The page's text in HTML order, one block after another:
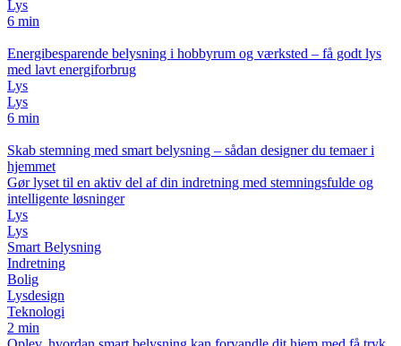
Lys
6 min
Energibesparende belysning i hobbyrum og værksted – få godt lys
med lavt energiforbrug
Lys
Lys
6 min
Skab stemning med smart belysning – sådan designer du temaer i
hjemmet
Gør lyset til en aktiv del af din indretning med stemningsfulde og
intelligente løsninger
Lys
Lys
Smart Belysning
Indretning
Bolig
Lysdesign
Teknologi
2 min